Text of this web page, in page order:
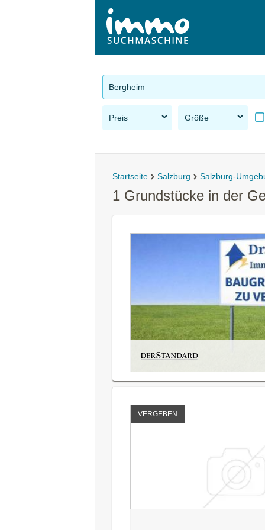
Bergheim
Preis Größe
Startseite Salzburg Salzburg-
1 Grundstücke in der
VERGEBEN